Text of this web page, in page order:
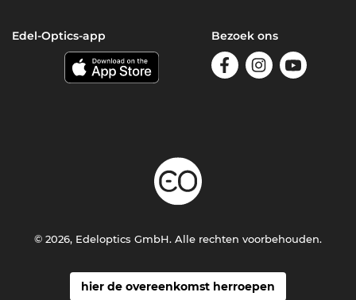
Edel-Optics-app Bezoek ons
hier de overeenkomst herroepen
© 2026, Edeloptics GmbH. Alle rechten voorbehouden.